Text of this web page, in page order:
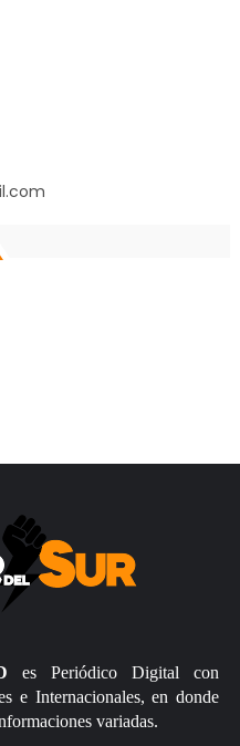
es Periódico Digital con
e Internacionales, en donde
variadas.